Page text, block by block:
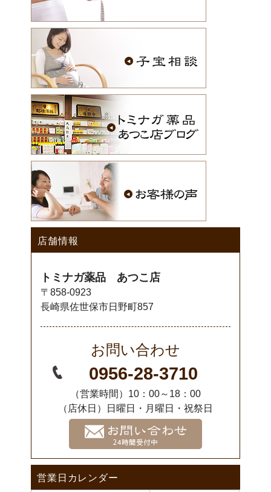
店舗情報
トミナガ薬品 あつこ店
〒858-0923
長崎県佐世保市日野町857
お問い合わせ
0956-28-3710
（営業時間）10：00～18：00
（店休日）日曜日・月曜日・祝祭日
営業日カレンダー